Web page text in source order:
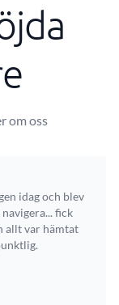
om oss
idag och blev
fick
allt var hämtat